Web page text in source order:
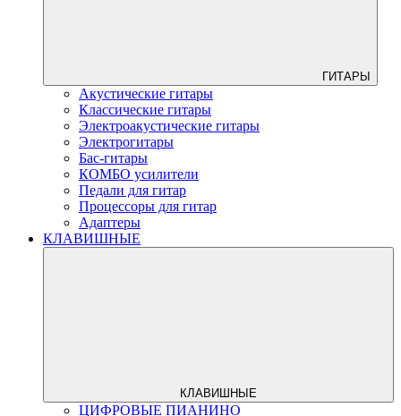
ГИТАРЫ
Акустические гитары
Классические гитары
Электроакустические гитары
Электрогитары
Бас-гитары
КОМБО усилители
Педали для гитар
Процессоры для гитар
Адаптеры
КЛАВИШНЫЕ
КЛАВИШНЫЕ
ЦИФРОВЫЕ ПИАНИНО